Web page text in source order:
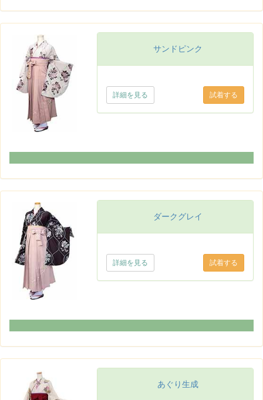
サンドピンク
詳細を見る
ダークグレイ
詳細を見る
あぐり生成